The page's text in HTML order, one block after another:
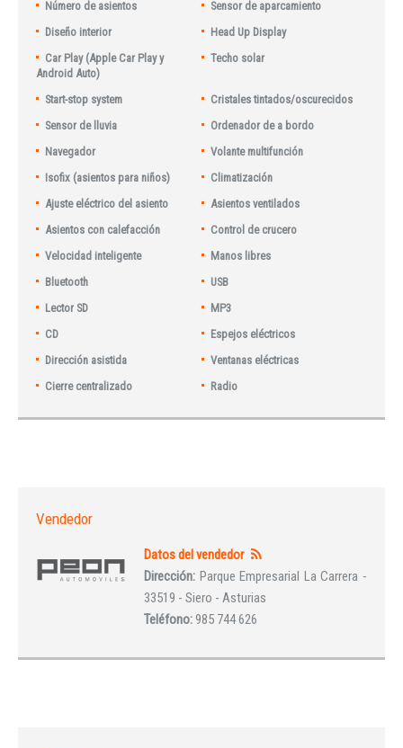
Número de asientos
Sensor de aparcamiento
Diseño interior
Head Up Display
Car Play (Apple Car Play y
Android Auto)
Techo solar
Start-stop system
Cristales tintados/oscurecidos
Sensor de lluvia
Ordenador de a bordo
Navegador
Volante multifunción
Isofix (asientos para niños)
Climatización
Ajuste eléctrico del asiento
Asientos ventilados
Asientos con calefacción
Control de crucero
Velocidad inteligente
Manos libres
Bluetooth
USB
Lector SD
MP3
CD
Espejos eléctricos
Dirección asistida
Ventanas eléctricas
Cierre centralizado
Radio
Vendedor
Datos del vendedor
Dirección: Parque Empresarial La Carrera -
33519 - Siero - Asturias
Teléfono:985 744 626